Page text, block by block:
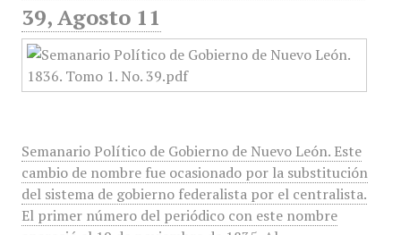
39, Agosto 11
Semanario Político de Gobierno de Nuevo León. Este
cambio de nombre fue ocasionado por la substitución
del sistema de gobierno federalista por el centralista.
El primer número del periódico con este nombre